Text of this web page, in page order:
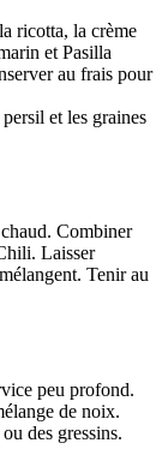
ricotta, la crème
et Pasilla
au frais pour
et les graines
Combiner
Laisser
Tenir au
peu profond.
de noix.
des gressins.